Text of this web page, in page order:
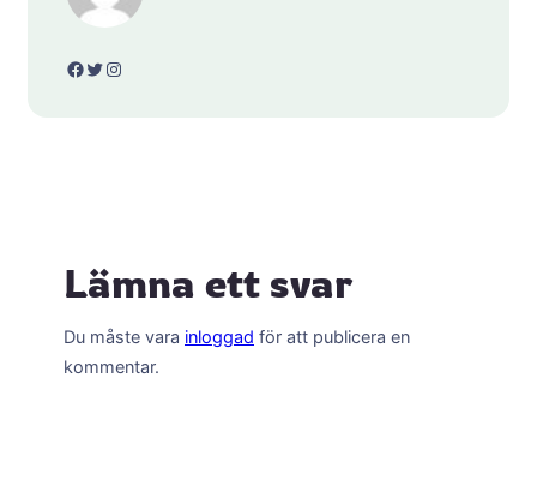
Facebook Twitter Instagram
Lämna ett svar
Du måste vara inloggad för att publicera en
kommentar.